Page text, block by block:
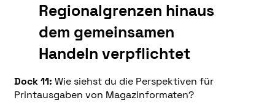
Regionalgrenzen hinaus
dem gemeinsamen
Handeln verpflichtet
Dock 11: Wie siehst du die Perspektiven für
Printausgaben von Magazinformaten?